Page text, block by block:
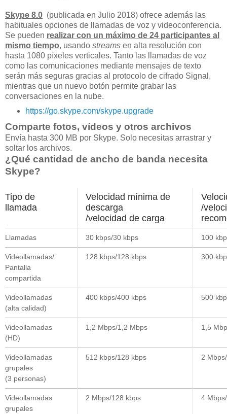
Skype 8.0 (publicada en Julio 2018) ofrece además las
habituales opciones de llamadas de voz y videoconferencia.
Se pueden realizar con un máximo de 24 participantes al
mismo tiempo, usando streams en alta resolución con
hasta 1080 píxeles verticales. Tanto las llamadas de voz
como las comunicaciones mediante mensajes de texto
serán más seguras gracias al protocolo de cifrado Signal,
mientras que un nuevo botón permite grabar las
conversaciones en la nube.
https://go.skype.com/skype.upgrade
Comparte fotos, vídeos y otros archivos
Envía hasta 300 MB por Skype. Solo necesitas arrastrar y
soltar los archivos.
¿Qué cantidad de ancho de banda necesita
Skype?
Tipo de
llamada
Velocidad mínima de
descarga
/velocidad de carga
/
Llamadas 30 kbps/30 kbps 100
Videollamadas/
Pantalla
compartida
128 kbps/128 kbps 300
Videollamadas
(alta calidad)
400 kbps/400 kbps 500
Videollamadas
(HD)
1,2 Mbps/1,2 Mbps 1,5
Videollamadas
grupales
(3 personas)
512 kbps/128 kbps 2
Videollamadas
grupales
2 Mbps/128 kbps 4